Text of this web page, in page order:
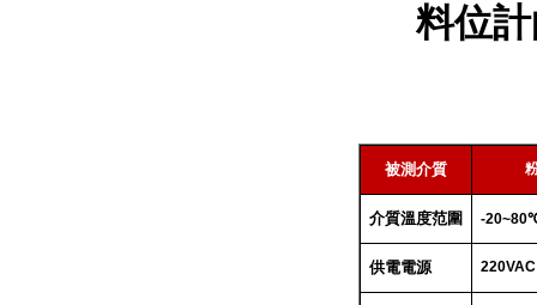
料位
被測介質
介質溫度范圍 -
供電電源 220VAC